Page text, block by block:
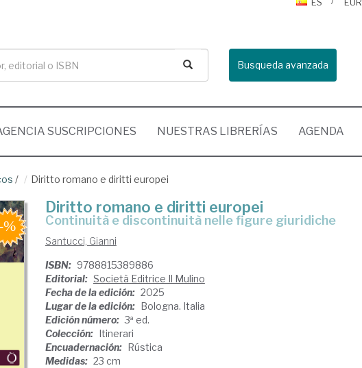
Busqueda avanzada
SUSCRIPCIONES NUESTRAS LIBRERÍAS AGENDA
/ Diritto romano e diritti europei
Diritto romano e diritti europei
Continuità e discontinuità nelle figure giuridiche
Santucci, Gianni
ISBN: 9788815389886
Editorial: Società Editrice Il Mulino
Fecha de la edición: 2025
Lugar de la edición: Bologna. Italia
Edición número: 3ª ed.
Colección: Itinerari
Encuadernación: Rústica
Medidas: 23 cm